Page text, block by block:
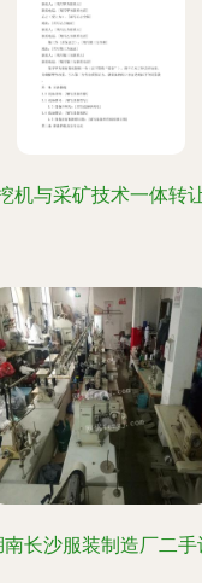
机与采矿技术一体转
长沙服装制造厂二